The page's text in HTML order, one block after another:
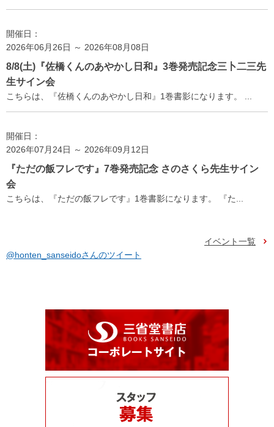
開催日：
2026年06月26日 ～ 2026年08月08日
8/8(土)『佐橋くんのあやかし日和』3巻発売記念三卜二三先
生サイン会
こちらは、『佐橋くんのあやかし日和』1巻書影になります。 ...
開催日：
2026年07月24日 ～ 2026年09月12日
『ただの飯フレです』7巻発売記念 さのさくら先生サイン
会
こちらは、『ただの飯フレです』1巻書影になります。 『た...
イベント一覧
@honten_sanseidoさんのツイート